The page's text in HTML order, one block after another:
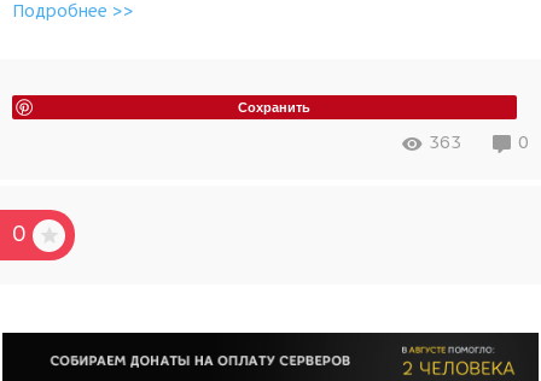
Подробнее >>
Сохранить
363 0
0